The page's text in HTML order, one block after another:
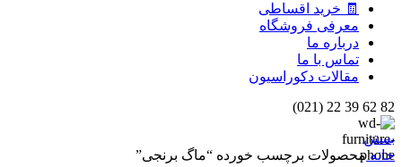
🧾 خرید اقساطی
معرفی فروشگاه
درباره ما
تماس با ما
مقالات دکوراسیون
82 62 39 22 (021)
بستن
خانهمحصولات برچسب خورده “ماگ برنجی”